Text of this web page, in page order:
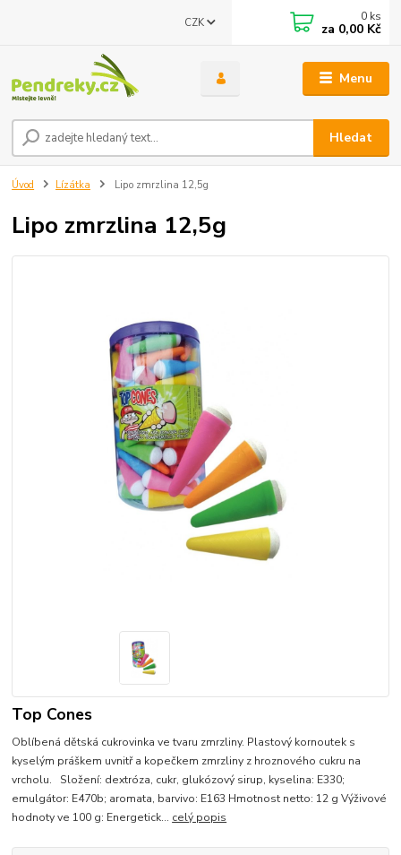
Menu
CZK
Hledat
0 ks
za 0,00 Kč
Úvod Lízátka Lipo zmrzlina 12,5g
Lipo zmrzlina 12,5g
Top Cones
Oblíbená dětská cukrovinka ve tvaru zmrzliny. Plastový kornoutek s
kyselým práškem uvnitř a kopečkem zmrzliny z hroznového cukru na
vrcholu. Složení: dextróza, cukr, glukózový sirup, kyselina: E330;
emulgátor: E470b; aromata, barvivo: E163 Hmotnost netto: 12 g Výživové
hodnoty ve 100 g: Energetick... celý popis